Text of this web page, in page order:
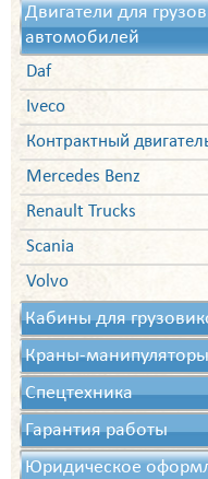
Двигатели для
автомобилей
Daf
Iveco
Контрактный
Mercedes Benz
Renault Trucks
Scania
Volvo
Кабины для
Краны-манипуляторы
Спецтехника
Гарантия работы
Юридическое